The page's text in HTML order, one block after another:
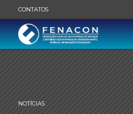
CONTATOS
NOTÍCIAS